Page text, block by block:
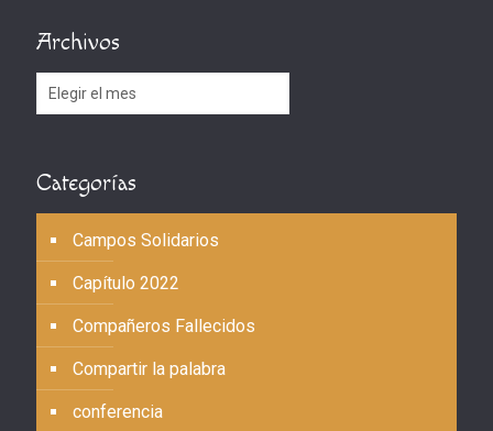
Archivos
Archivos
Categorías
Campos Solidarios
Capítulo 2022
Compañeros Fallecidos
Compartir la palabra
conferencia